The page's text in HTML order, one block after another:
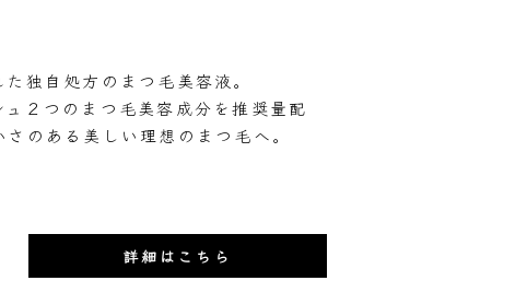
独自処方のまつ毛美容液。
２つのまつ毛美容成分を推奨量配
のある美しい理想のまつ毛へ。
詳細はこちら